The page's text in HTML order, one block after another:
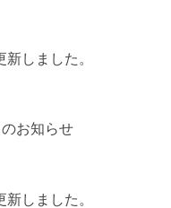
しました。
お知らせ
しました。